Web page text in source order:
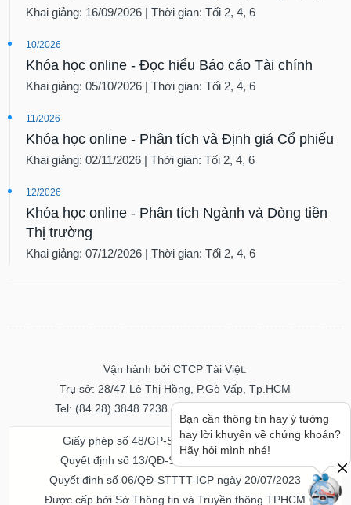
Khai giảng: 16/09/2026 | Thời gian: Tối 2, 4, 6
10/2026
Khóa học online - Đọc hiểu Báo cáo Tài chính
Khai giảng: 05/10/2026 | Thời gian: Tối 2, 4, 6
11/2026
Khóa học online - Phân tích và Định giá Cổ phiếu
Khai giảng: 02/11/2026 | Thời gian: Tối 2, 4, 6
12/2026
Khóa học online - Phân tích Ngành và Dòng tiền
Thị trường
Khai giảng: 07/12/2026 | Thời gian: Tối 2, 4, 6
Vận hành bởi CTCP Tài Việt.
Trụ sở: 28/47 Lê Thị Hồng, P.Gò Vấp, Tp.HCM
Tel: (84.28) 3848 7238 - Fax: (84.28) 3848 7237
Giấy phép số 48/GP-STTTT ngày 04/11/2016
Quyết định số 13/QĐ-STTTT ngày 02/11/2017
Quyết định số 06/QĐ-STTTT-ICP ngày 20/07/2023
Được cấp bởi Sở Thông tin và Truyền thông TPHCM
Bạn cần thông tin hay ý tưởng
hay lời khuyên về chứng khoán?
Hãy hỏi mình nhé!